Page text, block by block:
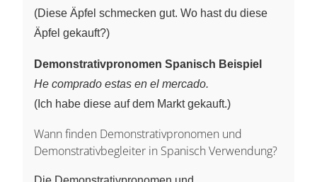
(Diese Äpfel schmecken gut. Wo hast du diese
Äpfel gekauft?)
Demonstrativpronomen Spanisch Beispiel
He comprado estas en el mercado.
(Ich habe diese auf dem Markt gekauft.)
Wann finden Demonstrativpronomen und
Demonstrativbegleiter in Spanisch Verwendung?